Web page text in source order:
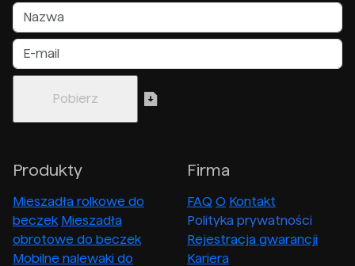
Produkty
Mieszadła rolkowe do
beczek Mieszadła
obrotowe do beczek
Mobilne nalewaki do
Firma
FAQ O Kontakt
Polityka prywatności
Rejestracja gwarancji
Kariera